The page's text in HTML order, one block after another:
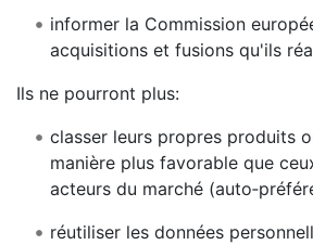
informer la Commission
acquisitions et fusions qu'ils
Ils ne pourront plus:
classer leurs propres produits
manière plus favorable que
acteurs du marché
réutiliser les données